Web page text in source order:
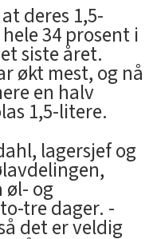
deres 1,5-
34 prosent i
siste året.
økt mest, og nå
en halv
1,5-litere.
lagersjef og
øl- og
tre dager. -
det er veldig